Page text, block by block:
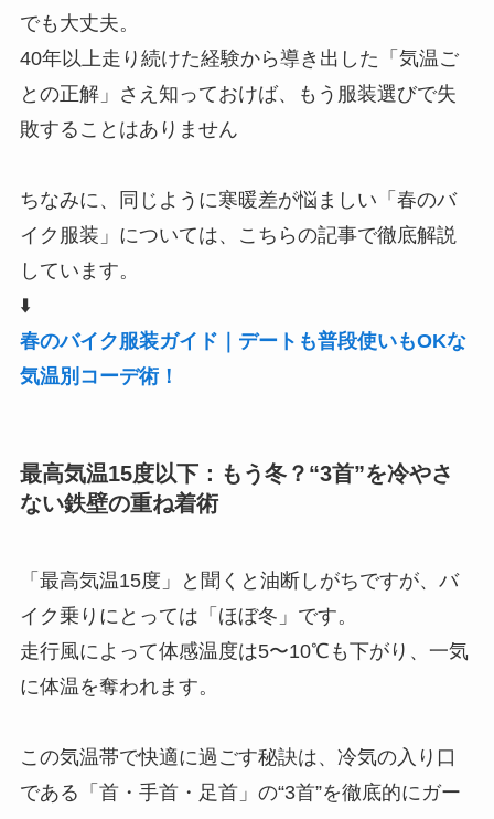
でも大丈夫。
40年以上走り続けた経験から導き出した「気温ご
との正解」さえ知っておけば、もう服装選びで失
敗することはありません
ちなみに、同じように寒暖差が悩ましい「春のバ
イク服装」については、こちらの記事で徹底解説
しています。
⬇️
春のバイク服装ガイド｜デートも普段使いもOKな
気温別コーデ術！
最高気温15度以下：もう冬？“3首”を冷やさ
ない鉄壁の重ね着術
「最高気温15度」と聞くと油断しがちですが、バ
イク乗りにとっては「ほぼ冬」です。
走行風によって体感温度は5〜10℃も下がり、一気
に体温を奪われます。
この気温帯で快適に過ごす秘訣は、冷気の入り口
である「首・手首・足首」の“3首”を徹底的にガー